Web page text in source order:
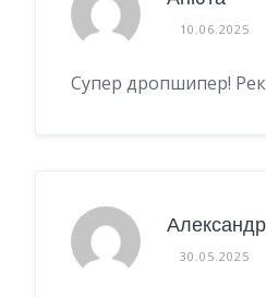
10.06.2025
Супер дропшипер!
Александр
30.05.2025